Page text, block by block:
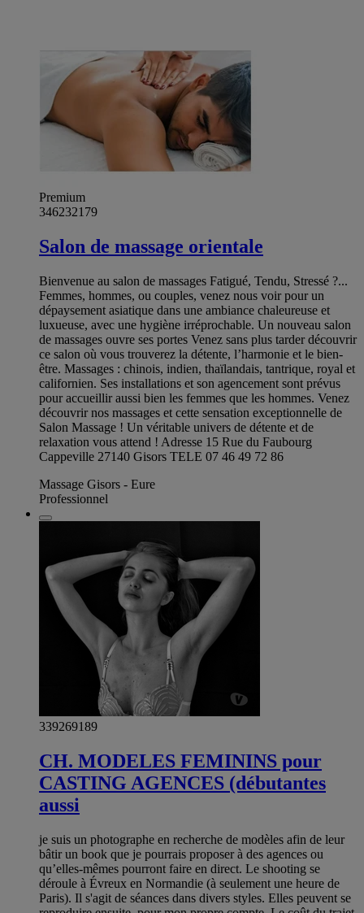
Premium
346232179
Salon de massage orientale
Bienvenue au salon de massages Fatigué, Tendu, Stressé ?...
Femmes, hommes, ou couples, venez nous voir pour un
dépaysement asiatique dans une ambiance chaleureuse et
luxueuse, avec une hygiène irréprochable. Un nouveau salon
de massages ouvre ses portes Venez sans plus tarder découvrir
ce salon où vous trouverez la détente, l’harmonie et le bien-
être. Massages : chinois, indien, thaïlandais, tantrique, royal et
californien. Ses installations et son agencement sont prévus
pour accueillir aussi bien les femmes que les hommes. Venez
découvrir nos massages et cette sensation exceptionnelle de
Salon Massage ! Un véritable univers de détente et de
relaxation vous attend ! Adresse 15 Rue du Faubourg
Cappeville 27140 Gisors TELE 07 46 49 72 86
Massage Gisors - Eure
Professionnel
339269189
CH. MODELES FEMININS pour
CASTING AGENCES (débutantes
aussi
je suis un photographe en recherche de modèles afin de leur
bâtir un book que je pourrais proposer à des agences ou
qu’elles-mêmes pourront faire en direct. Le shooting se
déroule à Évreux en Normandie (à seulement une heure de
Paris). Il s'agit de séances dans divers styles. Elles peuvent se